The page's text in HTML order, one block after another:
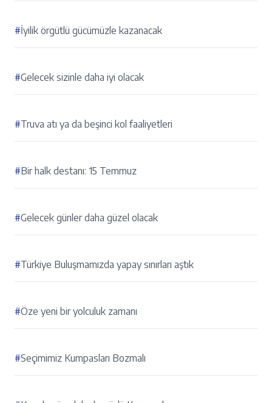
#İyilik örgütlü gücümüzle kazanacak
#Gelecek sizinle daha iyi olacak
#Truva atı ya da beşinci kol faaliyetleri
#Bir halk destanı: 15 Temmuz
#Gelecek günler daha güzel olacak
#Türkiye Buluşmamızda yapay sınırları aştık
#Öze yeni bir yolculuk zamanı
#Seçimimiz Kumpasları Bozmalı